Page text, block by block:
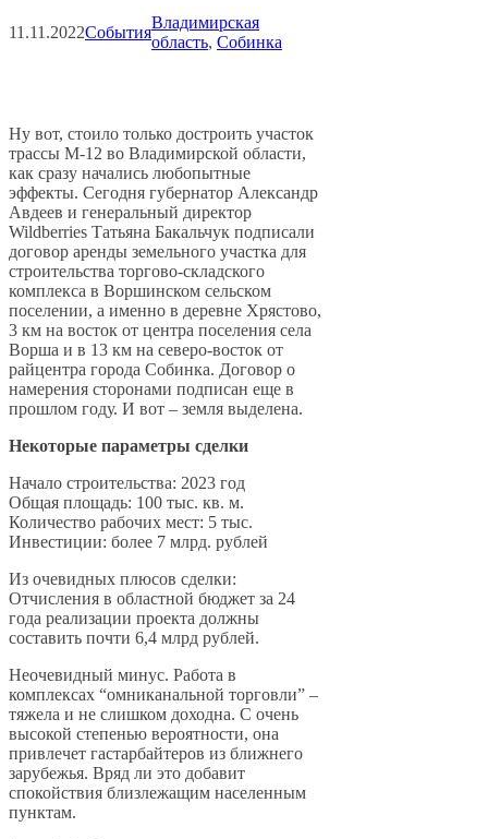
11.11.2022События
Владимирская
область, Собинка
Ну вот, стоило только достроить участок
трассы М-12 во Владимирской области,
как сразу начались любопытные
эффекты. Сегодня губернатор Александр
Авдеев и генеральный директор
Wildberries Татьяна Бакальчук подписали
договор аренды земельного участка для
строительства торгово-складского
комплекса в Воршинском сельском
поселении, а именно в деревне Хрястово,
3 км на восток от центра поселения села
Ворша и в 13 км на северо-восток от
райцентра города Собинка. Договор о
намерения сторонами подписан еще в
прошлом году. И вот – земля выделена.
Некоторые параметры сделки
Начало строительства: 2023 год
Общая площадь: 100 тыс. кв. м.
Количество рабочих мест: 5 тыс.
Инвестиции: более 7 млрд. рублей
Из очевидных плюсов сделки:
Отчисления в областной бюджет за 24
года реализации проекта должны
составить почти 6,4 млрд рублей.
Неочевидный минус. Работа в
комплексах “омниканальной торговли” –
тяжела и не слишком доходна. С очень
высокой степенью вероятности, она
привлечет гастарбайтеров из ближнего
зарубежья. Вряд ли это добавит
спокойствия близлежащим населенным
пунктам.